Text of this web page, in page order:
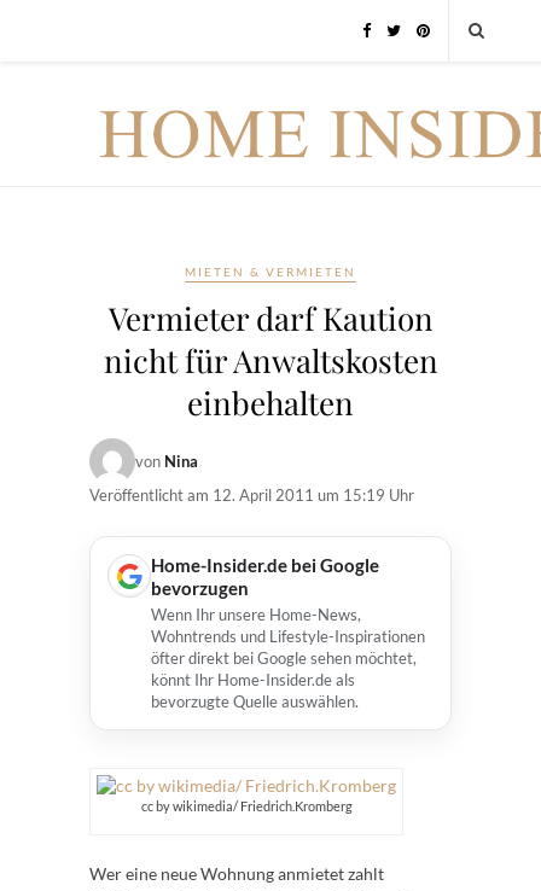
MIETEN & VERMIETEN
Vermieter darf Kaution
nicht für Anwaltskosten
einbehalten
von Nina
Veröffentlicht am 12. April 2011 um 15:19 Uhr
Home-Insider.de bei Google
bevorzugen
Wenn Ihr unsere Home-News,
Wohntrends und Lifestyle-Inspirationen
öfter direkt bei Google sehen möchtet,
könnt Ihr Home-Insider.de als
bevorzugte Quelle auswählen.
cc by wikimedia/ Friedrich.Kromberg
Wer eine neue Wohnung anmietet zahlt